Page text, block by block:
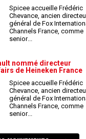
Spicee accueille Frédéric
Chevance, ancien
général de Fox
Channels France, comme
senior...
nommé directeur
de Heineken France
Spicee accueille Frédéric
Chevance, ancien
général de Fox
Channels France, comme
senior...